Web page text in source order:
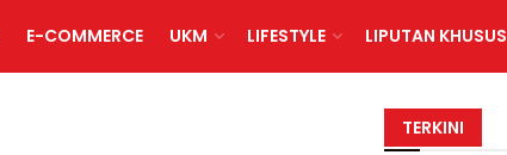
E-COMMERCE UKM LIFESTYLE LIPUTAN KHUSUS
TERKINI